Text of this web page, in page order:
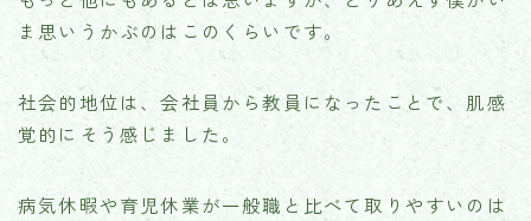
ま思いうかぶのはこのくらいです。
社会的地位は、会社員から教員になったことで、肌感
覚的にそう感じました。
病気休暇や育児休業が一般職と比べて取りやすいのは